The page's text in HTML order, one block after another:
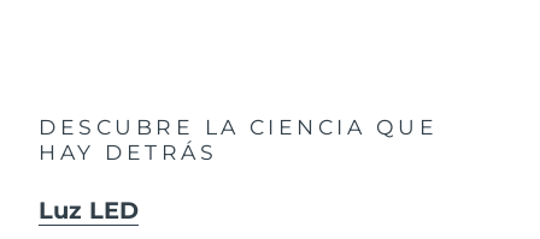
DESCUBRE LA CIENCIA QUE
HAY DETRÁS
Luz LED
Líbano Entrega prevista